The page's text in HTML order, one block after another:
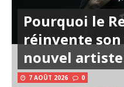
Pourquoi le
réinvente
nouvel
7 AOÛT 2026 0